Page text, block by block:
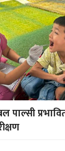
पाल्सी